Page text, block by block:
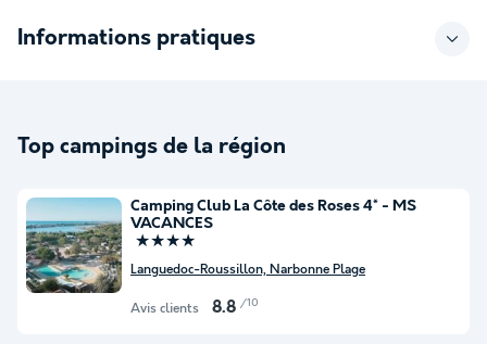
Informations pratiques
Top campings de la région
Camping Club La Côte des Roses 4* - MS
VACANCES
★★★★
Languedoc-Roussillon, Narbonne Plage
Avis clients 8.8 /10